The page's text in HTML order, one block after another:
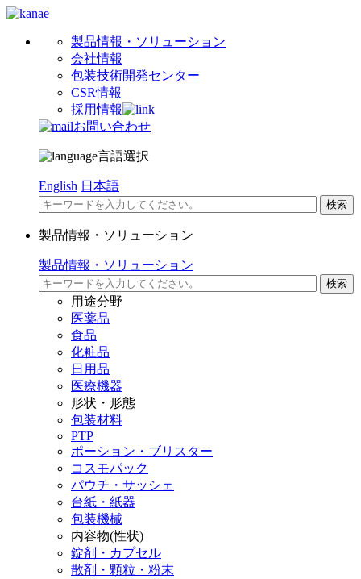
製品情報・ソリューション
会社情報
包装技術開発センター
CSR情報
採用情報
お問い合わせ
言語選択
English 日本語
製品情報・ソリューション
製品情報・ソリューション
用途分野
医薬品
食品
化粧品
日用品
医療機器
形状・形態
包装材料
PTP
ポーション・ブリスター
コスモパック
パウチ・サッシェ
台紙・紙器
包装機械
内容物(性状)
錠剤・カプセル
散剤・顆粒・粉末